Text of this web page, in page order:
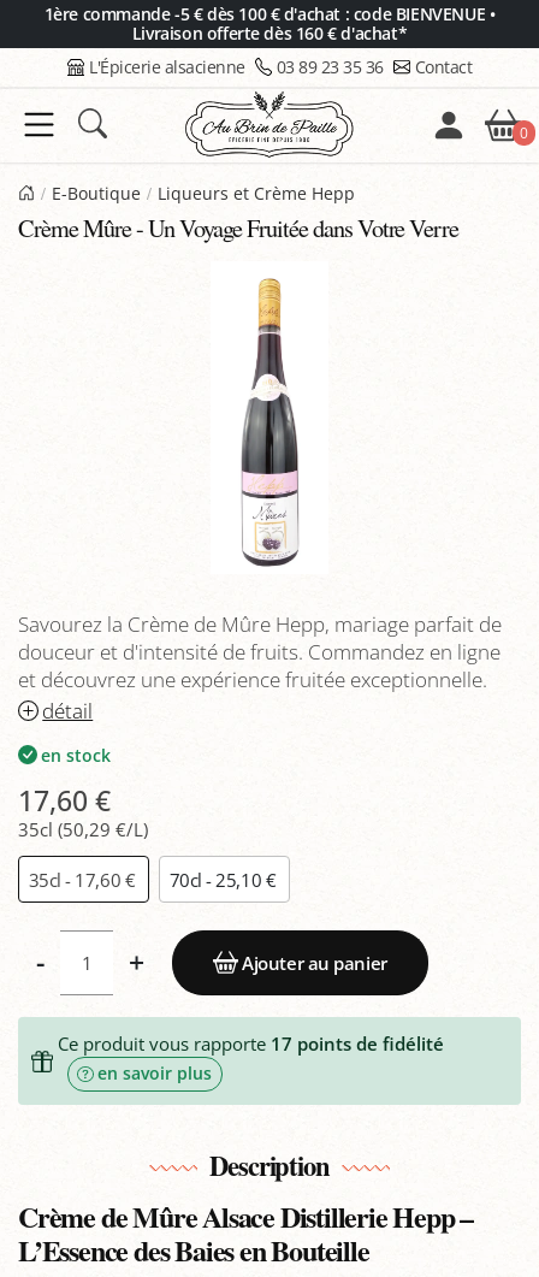
1ère commande -5 € dès 100 € d'achat : code BIENVENUE •
Livraison offerte dès 160 € d'achat*
L'Épicerie alsacienne 03 89 23 35 36 Contact
0
E-Boutique Liqueurs et Crème Hepp
Crème Mûre - Un Voyage Fruitée dans Votre Verre
Savourez la Crème de Mûre Hepp, mariage parfait de
douceur et d'intensité de fruits. Commandez en ligne
et découvrez une expérience fruitée exceptionnelle.
détail
en stock
17,60 €
35cl (50,29 €/L)
35cl - 17,60 € 70cl - 25,10 €
- + Ajouter au panier
Ce produit vous rapporte 17 points de fidélité
en savoir plus
Description
Crème de Mûre Alsace Distillerie Hepp –
L’Essence des Baies en Bouteille
Panneau de gestion des cookies